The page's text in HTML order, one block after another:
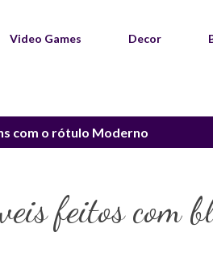
Video Games Decor
com o rótulo Moderno
feitos com